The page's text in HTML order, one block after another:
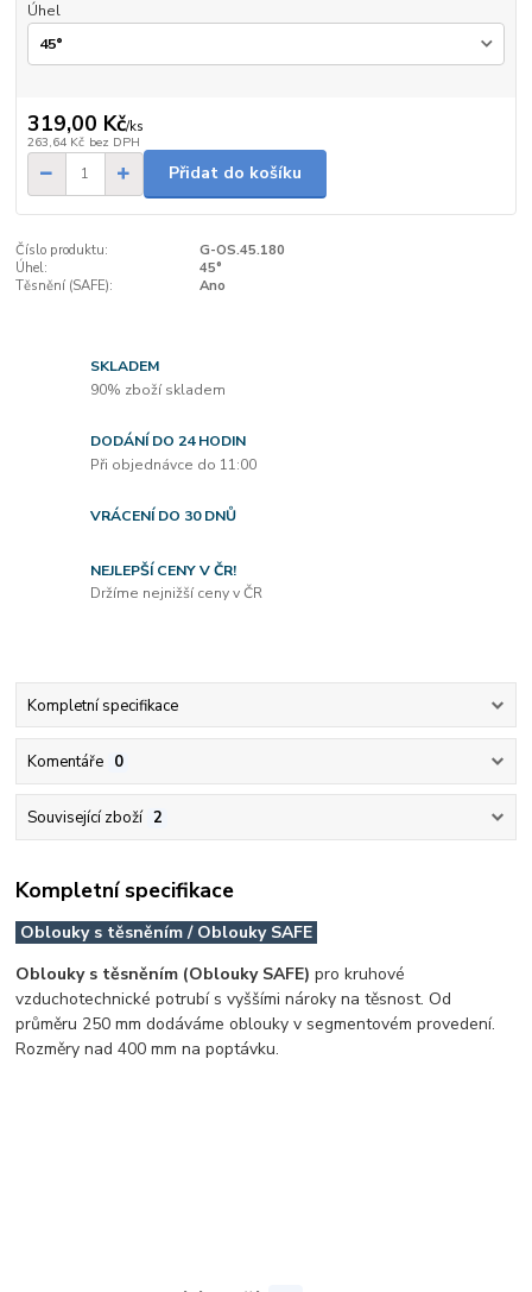
Úhel
319,00 Kč/ks
263,64 Kč bez DPH
Přidat do košíku
Číslo produktu:
G-OS.45.180
Úhel:
45°
Těsnění (SAFE):
Ano
SKLADEM
90% zboží skladem
DODÁNÍ DO 24 HODIN
Při objednávce do 11:00
VRÁCENÍ DO 30 DNŮ
NEJLEPŠÍ CENY V ČR!
Držíme nejnižší ceny v ČR
Kompletní specifikace
Komentáře 0
Související zboží 2
Kompletní specifikace
Oblouky s těsněním / Oblouky SAFE
Oblouky s těsněním (Oblouky SAFE) pro kruhové
vzduchotechnické potrubí s vyššími nároky na těsnost. Od
průměru 250 mm dodáváme oblouky v segmentovém provedení.
Rozměry nad 400 mm na poptávku.